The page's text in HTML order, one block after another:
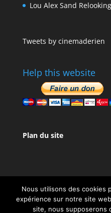
Lou Alex Sand Relooking
Tweets by cinemaderien
Help this website
Plan du site
Nous utilisons des cookies
expérience sur notre site
site, nous supposerons